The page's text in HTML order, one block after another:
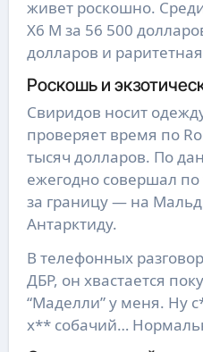
живет роскошно.
X6 M за 56 500
долларов и
Роскошь и
Свиридов носит
проверяет время по
тысяч долларов. По
ежегодно совершал
за границу — на
Антарктиду.
В телефонных
ДБР, он хвастается
“Маделли” у меня. Ну
х** собачий…